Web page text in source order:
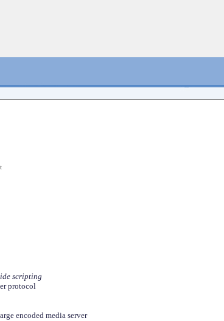
scripting
protocol
encoded media server